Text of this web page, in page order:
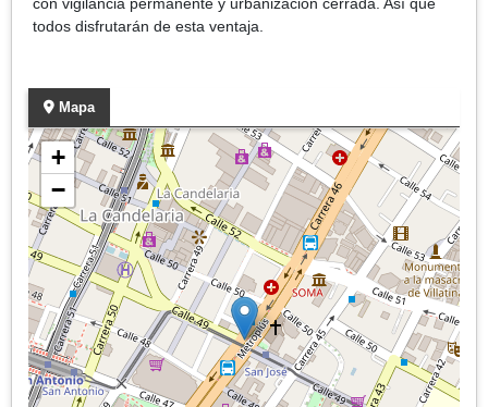
todos disfrutarán de esta ventaja.
Mapa
+
−